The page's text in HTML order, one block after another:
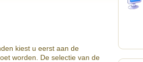
kiest u eerst aan de
worden. De selectie van de